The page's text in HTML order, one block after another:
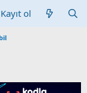
Kayıt ol